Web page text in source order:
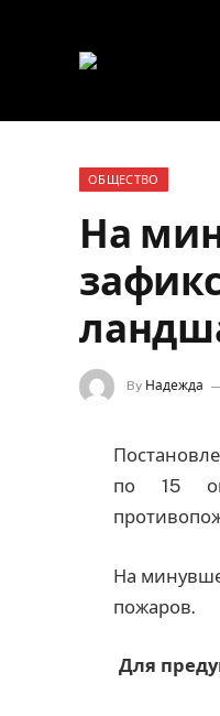
ОБЩЕСТВО
На
By Надежда
по 15
На
пожаров.
Для